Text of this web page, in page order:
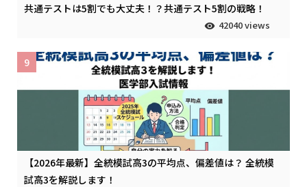
共通テストは5割でも大丈夫！？共通テスト5割の戦略！
42040 views
【2026年最新】全統模試高3の平均点、偏差値は？ 全統模
試高3を解説します！
9